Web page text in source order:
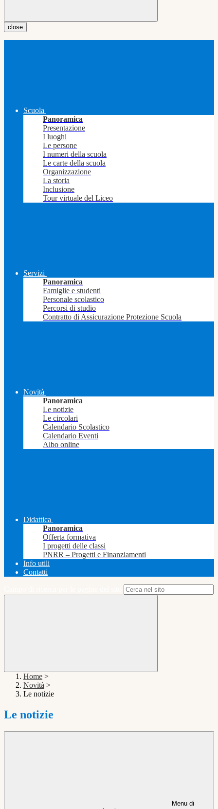
close
Scuola
Panoramica
Presentazione
I luoghi
Le persone
I numeri della scuola
Le carte della scuola
Organizzazione
La storia
Inclusione
Tour virtuale del Liceo
Servizi
Panoramica
Famiglie e studenti
Personale scolastico
Percorsi di studio
Contratto di Assicurazione Protezione Scuola
Novità
Panoramica
Le notizie
Le circolari
Calendario Scolastico
Calendario Eventi
Albo online
Didattica
Panoramica
Offerta formativa
I progetti delle classi
PNRR – Progetti e Finanziamenti
Info utili
Contatti
Home >
Novità >
Le notizie
Le notizie
Menu di